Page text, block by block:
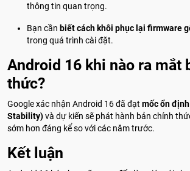
thông tin quan trọng.
Bạn cần biết cách khôi phục lại firmware
trong quá trình cài đặt.
Android 16 khi nào ra mắt
thức?
Google xác nhận Android 16 đã đạt mốc ổn
Stability)và dự kiến sẽ phát hành bản chính
sớm hơn đáng kể so với các năm trước.
Kết luận